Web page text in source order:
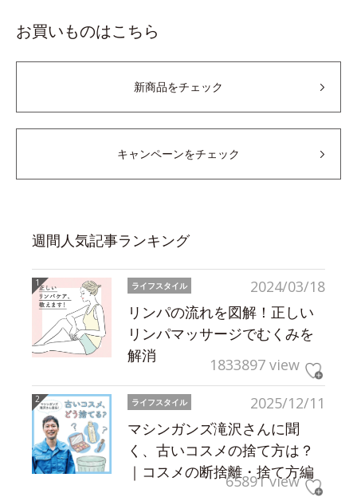
お買いものはこちら
新商品をチェック
キャンペーンをチェック
週間人気記事ランキング
2024/03/18
ライフスタイル
リンパの流れを図解！正しい
リンパマッサージでむくみを
解消
1833897 view
2025/12/11
ライフスタイル
マシンガンズ滝沢さんに聞
く、古いコスメの捨て方は？
｜コスメの断捨離・捨て方編
65891 view